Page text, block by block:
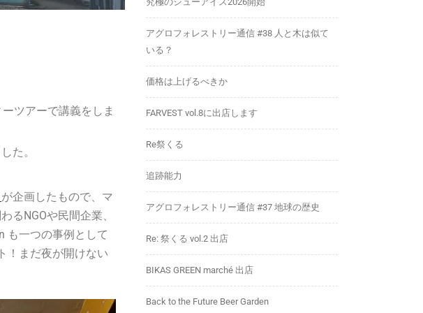
ツアーで講義をしま
た。
が企画したもので、マ
るNGOや民間企業、
も一つの事例として
！まだ夜が開けない
アグロフォレストリー通信 #38 人と木は似て
いる？
価格は上げるべきか
FARVEST vol.8に出店します
Re祭くる
追跡能力
アグロフォレストリー通信 #37 地球の歴史
Re: 祭くる vol.2 出店
BIKAS GREEN marché 出店
Back to the Future Beer Garden